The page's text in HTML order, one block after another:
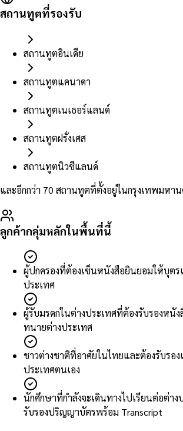
สถานทูตที่รองรับ
สถานทูตอินเดีย
สถานทูตแคนาดา
สถานทูตเนเธอร์แลนด์
สถานทูตฝรั่งเศส
สถานทูตนิวซีแลนด์
และอีกกว่า 70 สถานทูตที่ตั้งอยู่ในกรุงเทพมหาน
ลูกค้ากลุ่มหลักในพื้นที่นี้
ผู้ปกครองที่ต้องเซ็นหนังสือยินยอมให้บุตร
ประเทศ
ผู้รับมรดกในต่างประเทศที่ต้องรับรองหนั
ทนายต่างประเทศ
ชาวต่างชาติที่อาศัยในไทยและต้องรับรอง
ประเทศตนเอง
นักศึกษาที่กำลังจะเดินทางไปเรียนต่อต่าง
รับรองปริญญาบัตรพร้อม Transcript